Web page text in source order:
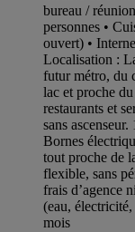
bureau /
personnes •
ouvert) •
Localisation :
futur métro, du
lac et proche
restaurants et
sans
Bornes
tout proche de
flexible, sans
frais d’agence
(eau,
mois